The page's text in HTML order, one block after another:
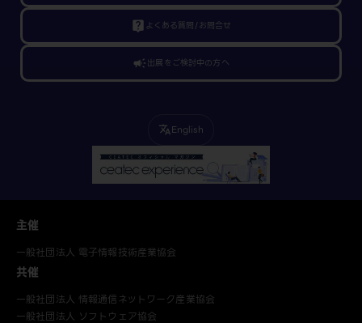
live_help よくある質問/お問合せ
campaign出展をご検討中の方へ
translateEnglish
主催
一般社団法人 電子情報技術産業協会
共催
一般社団法人 情報通信ネットワーク産業協会
一般社団法人 ソフトウェア協会